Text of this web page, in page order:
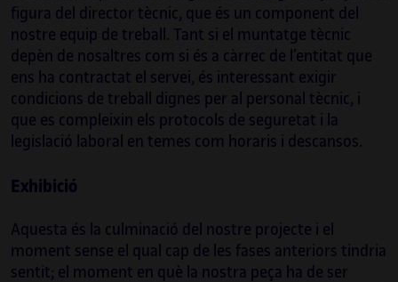
figura del director tècnic, que és un component del
nostre equip de treball. Tant si el muntatge tècnic
depèn de nosaltres com si és a càrrec de l’entitat que
ens ha contractat el servei, és interessant exigir
condicions de treball dignes per al personal tècnic, i
que es compleixin els protocols de seguretat i la
legislació laboral en temes com horaris i descansos.
Exhibició
Aquesta és la culminació del nostre projecte i el
moment sense el qual cap de les fases anteriors tindria
sentit; el moment en què la nostra peça ha de ser
Santi Vilanova Ángeles
Graduat en Disseny Gràfic i apassionat de
dues disciplines per mitjà del catalitzador
de les tecnologies creatives, de les quals és
desenvolupador autodidacte.